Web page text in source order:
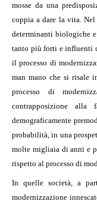
mosse da una
coppia a dare la vita. Nel
determinanti biologiche
tanto più forti e influenti
il processo di
man mano che si risale
processo di
contrapposizione alla
demograficamente
probabilità, in una
molte migliaia di anni e
rispetto al processo di
In quelle società, a
modernizzazione